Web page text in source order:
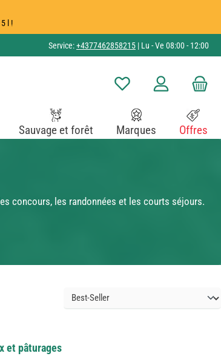
l !
Service:+4377462858215 | Lu - Ve 08:00 - 12:00
Vous avez 0 articles dans
Sauvage et forêt Marques Offres
concours, les randonnées et les courts séjours.
et pâturages